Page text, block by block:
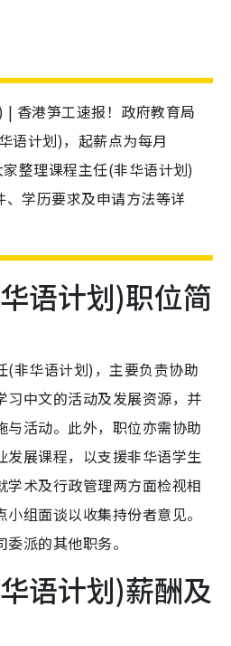
香港笋工速报！政府教育局
语计划)，起薪点为每月
整理课程主任(非华语计划)
、学历要求及申请方法等详
语计划)职位简
(非华语计划)，主要负责协助
习中文的活动及发展资源，并
与活动。此外，职位亦需协助
发展课程，以支援非华语学生
学术及行政管理两方面检视相
组面谈以收集持份者意见。
派的其他职务。
语计划)薪酬及